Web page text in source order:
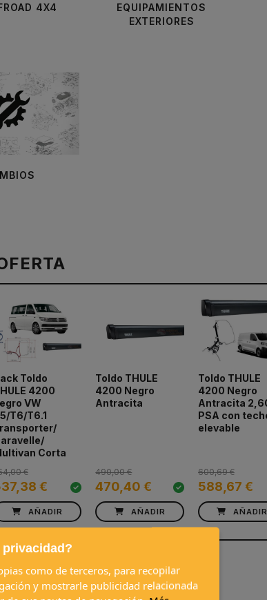
4X4
EQUIPAMIENTOS
EXTERIORES
Toldo
4200
VW
T6/T6.1
Corta
€
€
AÑADIR
Toldo THULE
4200 Negro
Antracita
470,40 €
490,00 €
AÑADIR
Toldo THULE
4200 Negro
Antracita
PSA con
elevable
588,67 €
600,69 €
AÑADIR
como de terceros, para recopilar
y mostrarle publicidad relacionada